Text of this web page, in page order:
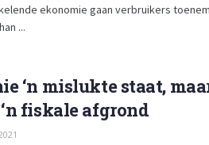
ekonomie gaan verbruikers
...
‘n mislukte staat,
fiskale afgrond